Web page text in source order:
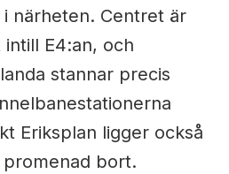
närheten. Centret är
E4:an, och
stannar precis
Eriksplan ligger också
bort.